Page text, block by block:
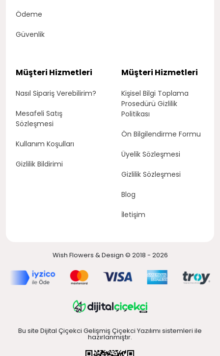
Ödeme
Güvenlik
Müşteri Hizmetleri
Nasıl Sipariş Verebilirim?
Mesafeli Satış
Sözleşmesi
Kullanım Koşulları
Gizlilik Bildirimi
Müşteri Hizmetleri
Kişisel Bilgi Toplama
Prosedürü Gizlilik
Politikası
Ön Bilgilendirme Formu
Üyelik Sözleşmesi
Gizlilik Sözleşmesi
Blog
İletişim
Wish Flowers & Design © 2018 - 2026
Bu site Dijital Çiçekci Gelişmiş Çiçekci Yazılımı sistemleri ile
hazırlanmıştır.